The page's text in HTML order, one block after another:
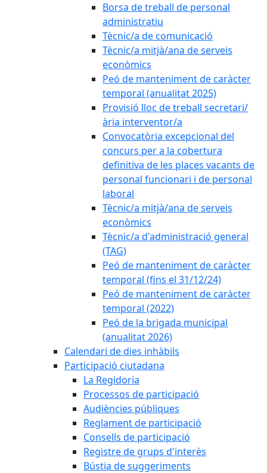
Borsa de treball de personal
administratiu
Tècnic/a de comunicació
Tècnic/a mitjà/ana de serveis
econòmics
Peó de manteniment de caràcter
temporal (anualitat 2025)
Provisió lloc de treball secretari/
ària interventor/a
Convocatòria excepcional del
concurs per a la cobertura
definitiva de les places vacants de
personal funcionari i de personal
laboral
Tècnic/a mitjà/ana de serveis
econòmics
Tècnic/a d'administració general
(TAG)
Peó de manteniment de caràcter
temporal (fins el 31/12/24)
Peó de manteniment de caràcter
temporal (2022)
Peó de la brigada municipal
(anualitat 2026)
Calendari de dies inhàbils
Participació ciutadana
La Regidoria
Processos de participació
Audiències públiques
Reglament de participació
Consells de participació
Registre de grups d'interès
Bústia de suggeriments